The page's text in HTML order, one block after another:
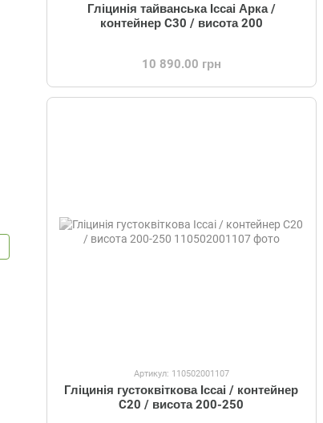
Гліцинія тайванська Іссаі Арка /
контейнер C30 / висота 200
10 890.00 грн
Артикул: 110502001107
Гліцинія густоквіткова Іссаі / контейнер
C20 / висота 200-250